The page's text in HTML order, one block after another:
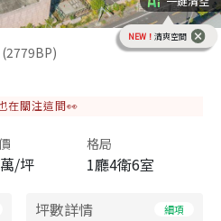
NEW！ 清爽空間
(2779BP)
在關注這間👀
/坪
格局
1廳4衛6室
坪數詳情 細項